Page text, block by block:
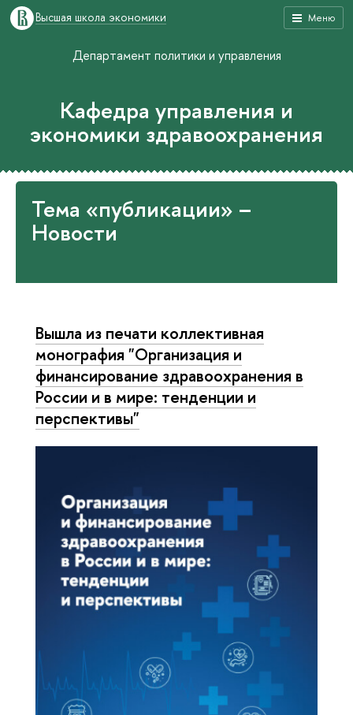
Меню
Высшая школа экономики
Департамент политики и управления
Кафедра управления и
экономики здравоохранения
Тема «публикации» –
Новости
Вышла из печати коллективная
монография "Организация и
финансирование здравоохранения в
России и в мире: тенденции и
перспективы"